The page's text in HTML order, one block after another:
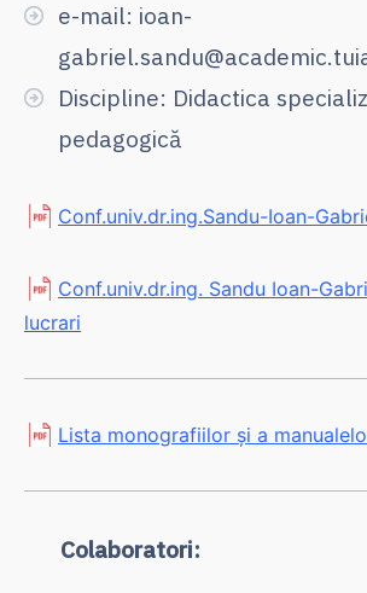
e-mail: ioan-
Discipline: Didactica
pedagogică
Conf.univ.dr.ing.Sandu-Ioan-
Conf.univ.dr.ing. Sandu Ioan-
lucrari
Lista monografiilor și a
Colaboratori: